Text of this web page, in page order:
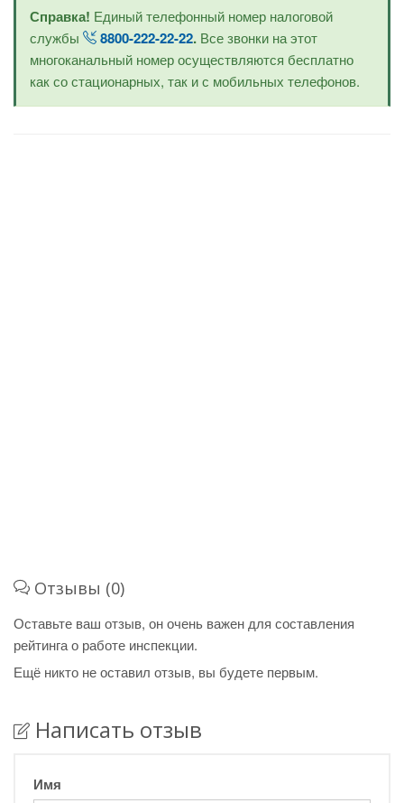
Справка! Единый телефонный номер налоговой
службы
8800-222-22-22. Все звонки на этот
многоканальный номер осуществляются бесплатно
как со стационарных, так и с мобильных телефонов.
Отзывы (0)
Оставьте ваш отзыв, он очень важен для составления
рейтинга о работе инспекции.
Ещё никто не оставил отзыв, вы будете первым.
Написать отзыв
Имя